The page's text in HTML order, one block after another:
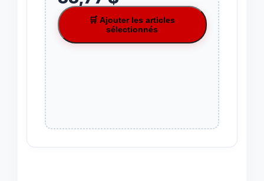
🛒 Ajouter les articles
sélectionnés